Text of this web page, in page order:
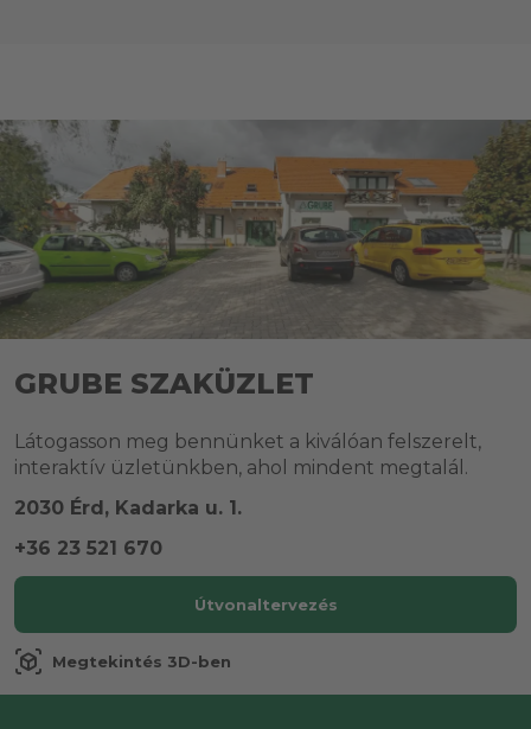
GRUBE SZAKÜZLET
Látogasson meg bennünket a kiválóan felszerelt,
interaktív üzletünkben, ahol mindent megtalál.
2030 Érd, Kadarka u. 1.
+36 23 521 670
Útvonaltervezés
view_in_ar Megtekintés 3D-ben